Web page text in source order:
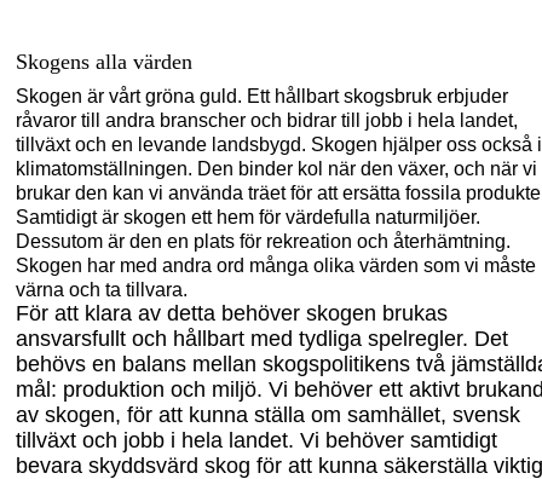
Skogens alla värden
Skogen är vårt gröna guld. Ett hållbart skogsbruk erbjuder
råvaror till andra branscher och bidrar till jobb i hela landet,
tillväxt och en levande landsbygd. Skogen hjälper oss också i
klimatomställningen. Den binder kol när den växer, och när vi
brukar den kan vi använda träet för att ersätta fossila
Samtidigt är skogen ett hem för värdefulla naturmiljöer.
Dessutom är den en plats för rekreation och återhämtning.
Skogen har med andra ord många olika värden som vi måste
värna och ta tillvara.
För att klara av detta behöver skogen brukas
ansvarsfullt och hållbart med tydliga spelregler. Det
behövs en balans mellan skogspolitikens två
mål: produktion och miljö. Vi behöver ett aktivt
av skogen, för att kunna ställa om samhället, svensk
tillväxt och jobb i hela landet. Vi behöver samtidigt
bevara skyddsvärd skog för att kunna säkerställa